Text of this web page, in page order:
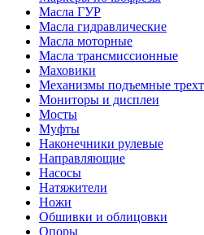
Масла ГУР
Масла гидравлические
Масла моторные
Масла трансмиссионные
Маховики
Механизмы подъемные
Мониторы и дисплеи
Мосты
Муфты
Наконечники рулевые
Направляющие
Насосы
Натяжители
Ножи
Обшивки и облицовки
Опоры